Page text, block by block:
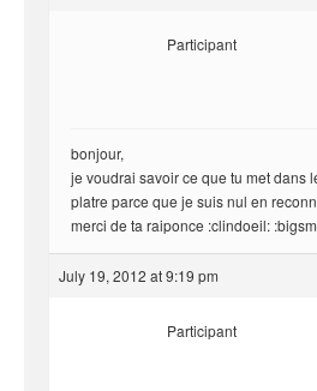
Participant
bonjour,
je voudrai savoir ce que tu met dans
platre parce que je suis nul en
merci de ta raiponce :clindoeil:
July 19, 2012 at 9:19 pm
Participant